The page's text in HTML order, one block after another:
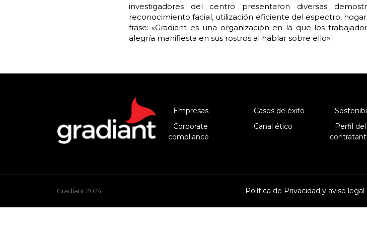
investigadores del centro presentaron diversas
reconocimiento facial, utilización eficiente del espectro,
frase: «Gradiant es una organización en la que los
alegría manifiesta en sus rostros al hablar sobre ello».
Empresas Casos de éxito
Corporate
compliance
Canal ético
Perfil del
Gradiant 2024 Política de Privacidad y aviso legal